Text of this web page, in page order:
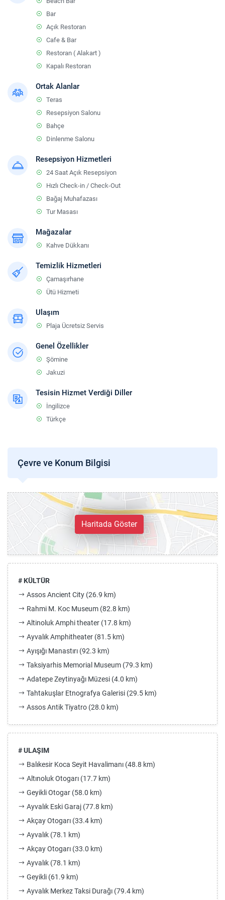
Bar
Açık Restoran
Cafe & Bar
Restoran ( Alakart )
Kapalı Restoran
Ortak Alanlar
Teras
Resepsiyon Salonu
Bahçe
Dinlenme Salonu
Resepsiyon Hizmetleri
24 Saat Açık Resepsiyon
Hızlı Check-in / Check-Out
Bağaj Muhafazası
Tur Masası
Mağazalar
Kahve Dükkanı
Temizlik Hizmetleri
Çamaşırhane
Ütü Hizmeti
Ulaşım
Plaja Ücretsiz Servis
Genel Özellikler
Şömine
Jakuzi
Tesisin Hizmet Verdiği Diller
İngilizce
Türkçe
Çevre ve Konum Bilgisi
Haritada Göster
# KÜLTÜR
Assos Ancient City (26.9 km)
Rahmi M. Koc Museum (82.8 km)
Altinoluk Amphi theater (17.8 km)
Ayvalık Amphitheater (81.5 km)
Ayışığı Manastırı (92.3 km)
Taksiyarhis Memorial Museum (79.3 km)
Adatepe Zeytinyağı Müzesi (4.0 km)
Tahtakuşlar Etnografya Galerisi (29.5 km)
Assos Antik Tiyatro (28.0 km)
# ULAŞIM
Balıkesir Koca Seyit Havalimanı (48.8 km)
Altınoluk Otogarı (17.7 km)
Geyikli Otogar (58.0 km)
Ayvalık Eski Garaj (77.8 km)
Akçay Otogarı (33.4 km)
Ayvalık (78.1 km)
Akçay Otogarı (33.0 km)
Ayvalık (78.1 km)
Geyikli (61.9 km)
Ayvalık Merkez Taksi Durağı (79.4 km)